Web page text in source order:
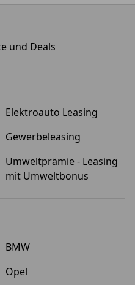
und Deals
Elektroauto Leasing
Gewerbeleasing
Umweltprämie - Leasing
mit Umweltbonus
BMW
Opel